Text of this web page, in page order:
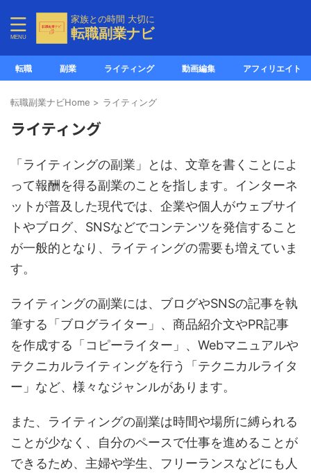
家族との時間 大切に
転職副業ナビ
転職 副業 ライティング 動画編集 アフィリエイト
転職副業ナビHome > ライティング
ライティング
「ライティングの副業」とは、文章を書くことによ
って報酬を得る副業のことを指します。インターネ
ットが普及した現代では、企業や個人がウェブサイ
トやブログ、SNSなどでコンテンツを発信すること
が一般的となり、ライティングの需要も増えていま
す。
ライティングの副業には、ブログやSNSの記事を執
筆する「ブログライター」、商品紹介文やPR記事
を作成する「コピーライター」、Webマニュアルや
テクニカルライティングを行う「テクニカルライタ
ー」など、様々なジャンルがあります。
また、ライティングの副業は時間や場所に縛られる
ことが少なく、自分のペースで仕事を進めることが
できるため、主婦や学生、フリーランスなどにも人